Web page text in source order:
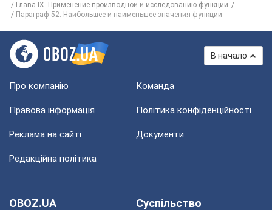
Глава IX. Применение производной и исследованию функций
Параграф 52. Наибольшее и наименьшее значения функции
В начало
Про компанію Команда
Правова інформація Політика конфіденційності
Реклама на сайті Документи
Редакційна політика
OBOZ.UA
Суспільство